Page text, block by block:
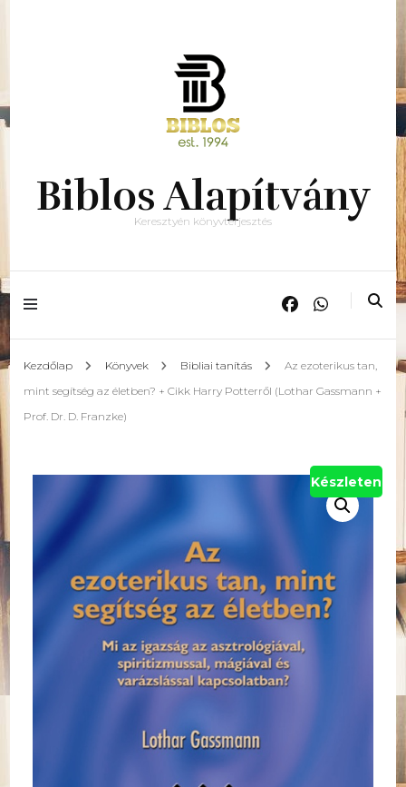
Biblos Alapítvány
Keresztyén könyvterjesztés
Kezdőlap Könyvek Bibliai tanítás
Az ezoterikus tan,
mint segítség az életben? + Cikk Harry Potterről (Lothar Gassmann +
Prof. Dr. D. Franzke)
Készleten